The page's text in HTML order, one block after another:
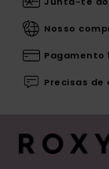
Nosso
Pagamento
Precisas de